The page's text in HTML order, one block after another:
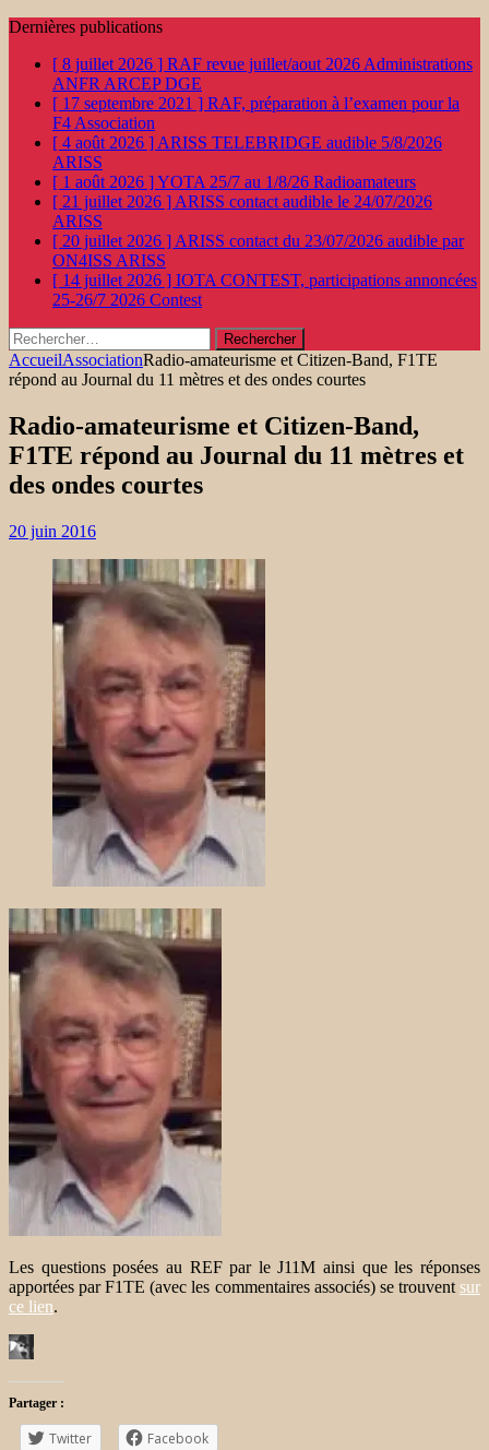
Dernières publications
[ 8 juillet 2026 ] RAF revue juillet/aout 2026 Administrations
ANFR ARCEP DGE
[ 17 septembre 2021 ] RAF, préparation à l’examen pour la
F4 Association
[ 4 août 2026 ] ARISS TELEBRIDGE audible 5/8/2026
ARISS
[ 1 août 2026 ]YOTA 25/7 au 1/8/26 Radioamateurs
[ 21 juillet 2026 ] ARISS contact audible le 24/07/2026
ARISS
[ 20 juillet 2026 ] ARISS contact du 23/07/2026 audible par
ON4ISS ARISS
[ 14 juillet 2026 ] IOTA CONTEST, participations annoncées
25-26/7 2026 Contest
Rechercher :
AccueilAssociationRadio-amateurisme et Citizen-Band, F1TE
répond au Journal du 11 mètres et des ondes courtes
Radio-amateurisme et Citizen-Band,
F1TE répond au Journal du 11 mètres et
des ondes courtes
20 juin 2016
Les questions posées au REF par le J11M ainsi que les réponses
apportées par F1TE (avec les commentaires associés) se trouvent sur
ce lien.
Partager :
Twitter Facebook